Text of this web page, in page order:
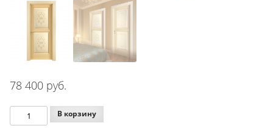
78 400 руб.
Количество
Agoprofil
В корзину